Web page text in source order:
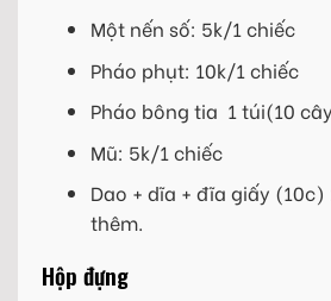
Một nến số: 5k/1 chiếc
Pháo phụt: 10k/1 chiếc
Pháo bông tia 1 túi(10
Mũ: 5k/1 chiếc
Dao + dĩa + đĩa giấy
thêm.
Hộp đựng